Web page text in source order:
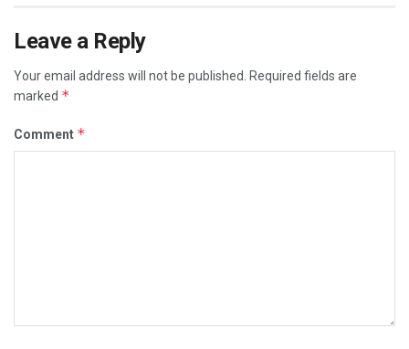
Leave a Reply
Your email address will not be published.
Required fields are
marked *
Comment *